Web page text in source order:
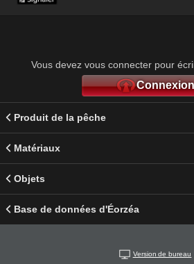
Vous devez vous connecter pour
Connexion
Produit de la pêche
Matériaux
Objets
Base de données d'Éorzéa
Version de bureau